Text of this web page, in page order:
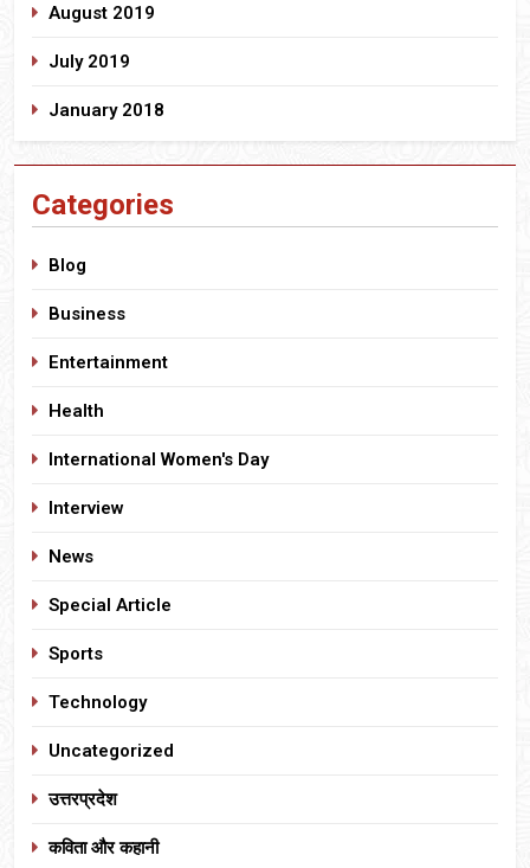
August 2019
July 2019
January 2018
Categories
Blog
Business
Entertainment
Health
International Women's Day
Interview
News
Special Article
Sports
Technology
Uncategorized
उत्तरप्रदेश
कविता और कहानी